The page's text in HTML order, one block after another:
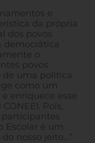
e
da própria
dos povos
democrática
o
povos
de uma política
como um
enriquece esse
Pois,
Escolar é um
nosso jeito…”